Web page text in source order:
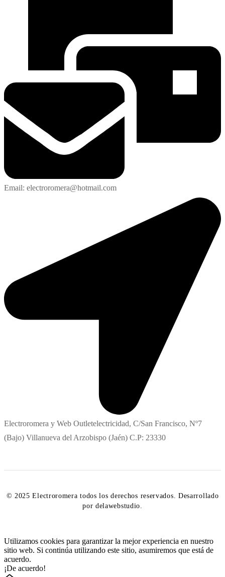
Email: electroromera@hotmail.com
Electroromera y Web Outletelectricidad, C/San Francisco, Nº7
(Bajo) Villanueva del Arzobispo (Jaén) C.P: 23330
© 2025 Electroromera todos los derechos reservados. Desarrollado
por delawebstudio.
Utilizamos cookies para garantizar la mejor experiencia en nuestro
sitio web. Si continúa utilizando este sitio, asumiremos que está de
acuerdo.
¡De acuerdo!